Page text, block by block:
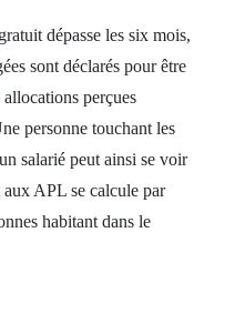
dépasse les six mois,
sont déclarés pour être
perçues
personne touchant les
salarié peut ainsi se voir
APL se calcule par
habitant dans le